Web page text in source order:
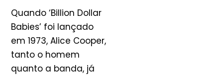
Quando ‘Billion Dollar
Babies’ foi lançado
em 1973, Alice Cooper,
tanto o homem
quanto a banda, já